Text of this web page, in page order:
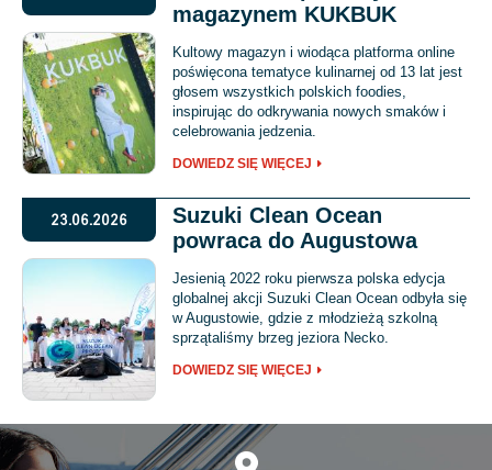
magazynem KUKBUK
Kultowy magazyn i wiodąca platforma online
poświęcona tematyce kulinarnej od 13 lat jest
głosem wszystkich polskich foodies,
inspirując do odkrywania nowych smaków i
celebrowania jedzenia.
DOWIEDZ SIĘ WIĘCEJ
23.06.2026
Suzuki Clean Ocean
powraca do Augustowa
Jesienią 2022 roku pierwsza polska edycja
globalnej akcji Suzuki Clean Ocean odbyła się
w Augustowie, gdzie z młodzieżą szkolną
sprzątaliśmy brzeg jeziora Necko.
DOWIEDZ SIĘ WIĘCEJ